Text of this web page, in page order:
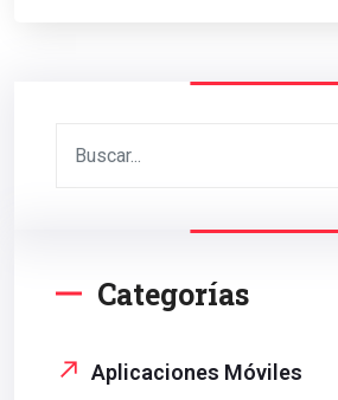
Categorías
Aplicaciones Móviles